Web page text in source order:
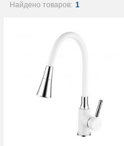
Найдено товаров: 1